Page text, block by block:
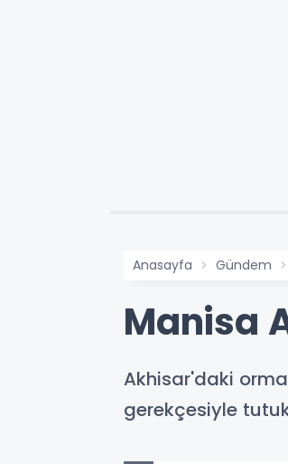
Anasayfa Gündem
Manisa
Akhisar'daki
gerekçesiyle